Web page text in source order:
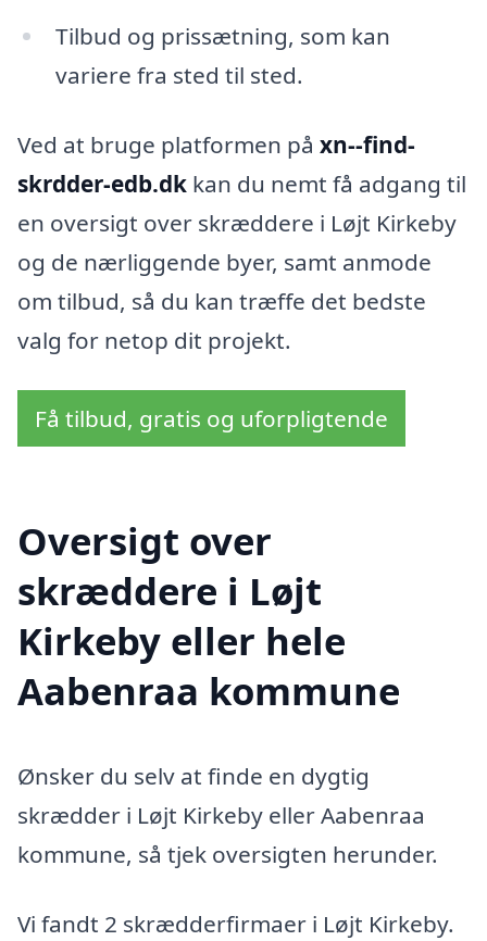
Tilbud og prissætning, som kan
variere fra sted til sted.
Ved at bruge platformen på xn--find-
skrdder-edb.dk kan du nemt få adgang til
en oversigt over skræddere i Løjt Kirkeby
og de nærliggende byer, samt anmode
om tilbud, så du kan træffe det bedste
valg for netop dit projekt.
Få tilbud, gratis og uforpligtende
Oversigt over
skræddere i Løjt
Kirkeby eller hele
Aabenraa kommune
Ønsker du selv at finde en dygtig
skrædder i Løjt Kirkeby eller Aabenraa
kommune, så tjek oversigten herunder.
Vi fandt 2 skrædderfirmaer i Løjt Kirkeby.